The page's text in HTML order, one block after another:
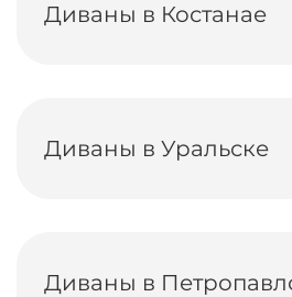
Диваны в Костанае
Диваны в Уральске
Диваны в